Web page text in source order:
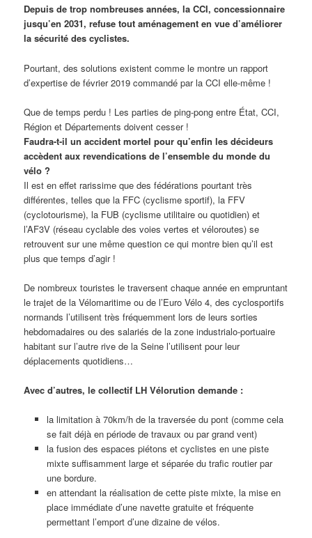
Depuis de trop nombreuses années, la CCI, concessionnaire
jusqu’en 2031, refuse tout aménagement en vue d’améliorer
la sécurité des cyclistes.
Pourtant, des solutions existent comme le montre un rapport
d’expertise de février 2019 commandé par la CCI elle-même !
Que de temps perdu ! Les parties de ping-pong entre État, CCI,
Région et Départements doivent cesser !
Faudra-t-il un accident mortel pour qu’enfin les décideurs
accèdent aux revendications de l’ensemble du monde du
vélo ?
Il est en effet rarissime que des fédérations pourtant très
différentes, telles que la FFC (cyclisme sportif), la FFV
(cyclotourisme), la FUB (cyclisme utilitaire ou quotidien) et
l’AF3V (réseau cyclable des voies vertes et véloroutes) se
retrouvent sur une même question ce qui montre bien qu’il est
plus que temps d’agir !
De nombreux touristes le traversent chaque année en empruntant
le trajet de la Vélomaritime ou de l’Euro Vélo 4, des cyclosportifs
normands l’utilisent très fréquemment lors de leurs sorties
hebdomadaires ou des salariés de la zone industrialo-portuaire
habitant sur l’autre rive de la Seine l’utilisent pour leur
déplacements quotidiens…
Avec d’autres, le collectif LH Vélorution demande :
la limitation à 70km/h de la traversée du pont (comme cela
se fait déjà en période de travaux ou par grand vent)
la fusion des espaces piétons et cyclistes en une piste
mixte suffisamment large et séparée du trafic routier par
une bordure.
en attendant la réalisation de cette piste mixte, la mise en
place immédiate d’une navette gratuite et fréquente
permettant l’emport d’une dizaine de vélos.